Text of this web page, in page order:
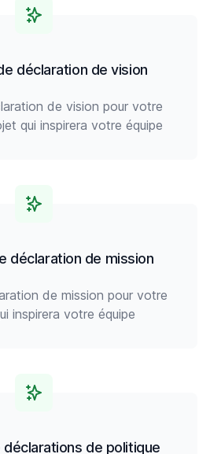
déclaration de vision
de vision pour votre
qui inspirera votre équipe
déclaration de mission
de mission pour votre
inspirera votre équipe
de politique